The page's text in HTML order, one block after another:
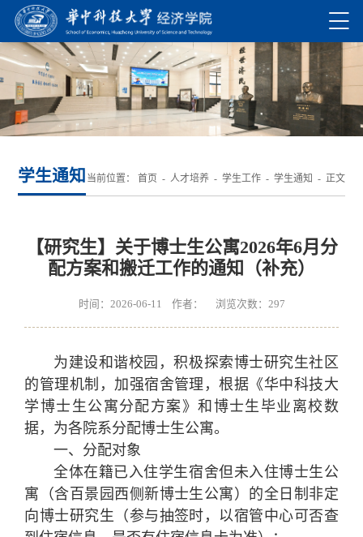
学生通知 当前位置： 首页 - 人才培养- 学生工作- 学生通知 - 正文
【研究生】关于博士生公寓2026年6月分
配方案和搬迁工作的通知（补充）
时间：2026-06-11 作者： 浏览次数： 297
为建设和谐校园，积极探索博士研究生社区
的管理机制，加强宿舍管理，根据《华中科技大
学博士生公寓分配方案》和博士生毕业离校数
据，为各院系分配博士生公寓。
一、分配对象
全体在籍已入住学生宿舍但未入住博士生公
寓（含百景园西侧新博士生公寓）的全日制非定
向博士研究生（参与抽签时，以宿管中心可否查